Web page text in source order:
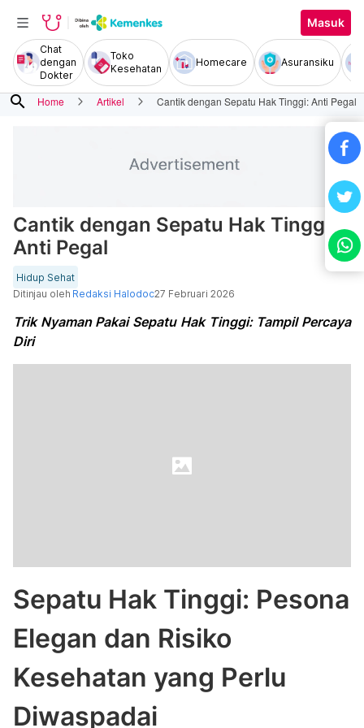
Masuk
Chat
dengan
Dokter
Toko
Kesehatan
Homecare Asuransiku
search Home Artikel Cantik dengan Sepatu Hak Tinggi: Anti Pegal
Cantik dengan Sepatu Hak Tinggi:
Anti Pegal
Hidup Sehat
Ditinjau oleh Redaksi Halodoc27 Februari 2026
Trik Nyaman Pakai Sepatu Hak Tinggi: Tampil Percaya
Diri
Sepatu Hak Tinggi: Pesona
Elegan dan Risiko
Kesehatan yang Perlu
Diwaspadai